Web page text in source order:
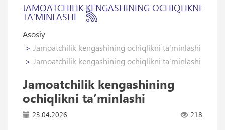
JAMOATCHILIK KENGASHINING OCHIQLIKNI
TAʼMINLASHI
Asosiy
Jamoatchilik kengashining ochiqlikni taʼminlashi
Jamoatchilik kengashining ochiqlikni taʼminlashi
Jamoatchilik kengashining
ochiqlikni taʼminlashi
23.04.2026 218